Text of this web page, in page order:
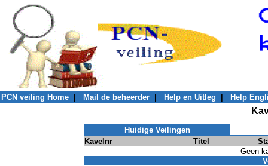
PCN veiling Home Mail de beheerder Help en Uitleg Help
Huidige Veilingen
Kavelnr
Titel
Geen